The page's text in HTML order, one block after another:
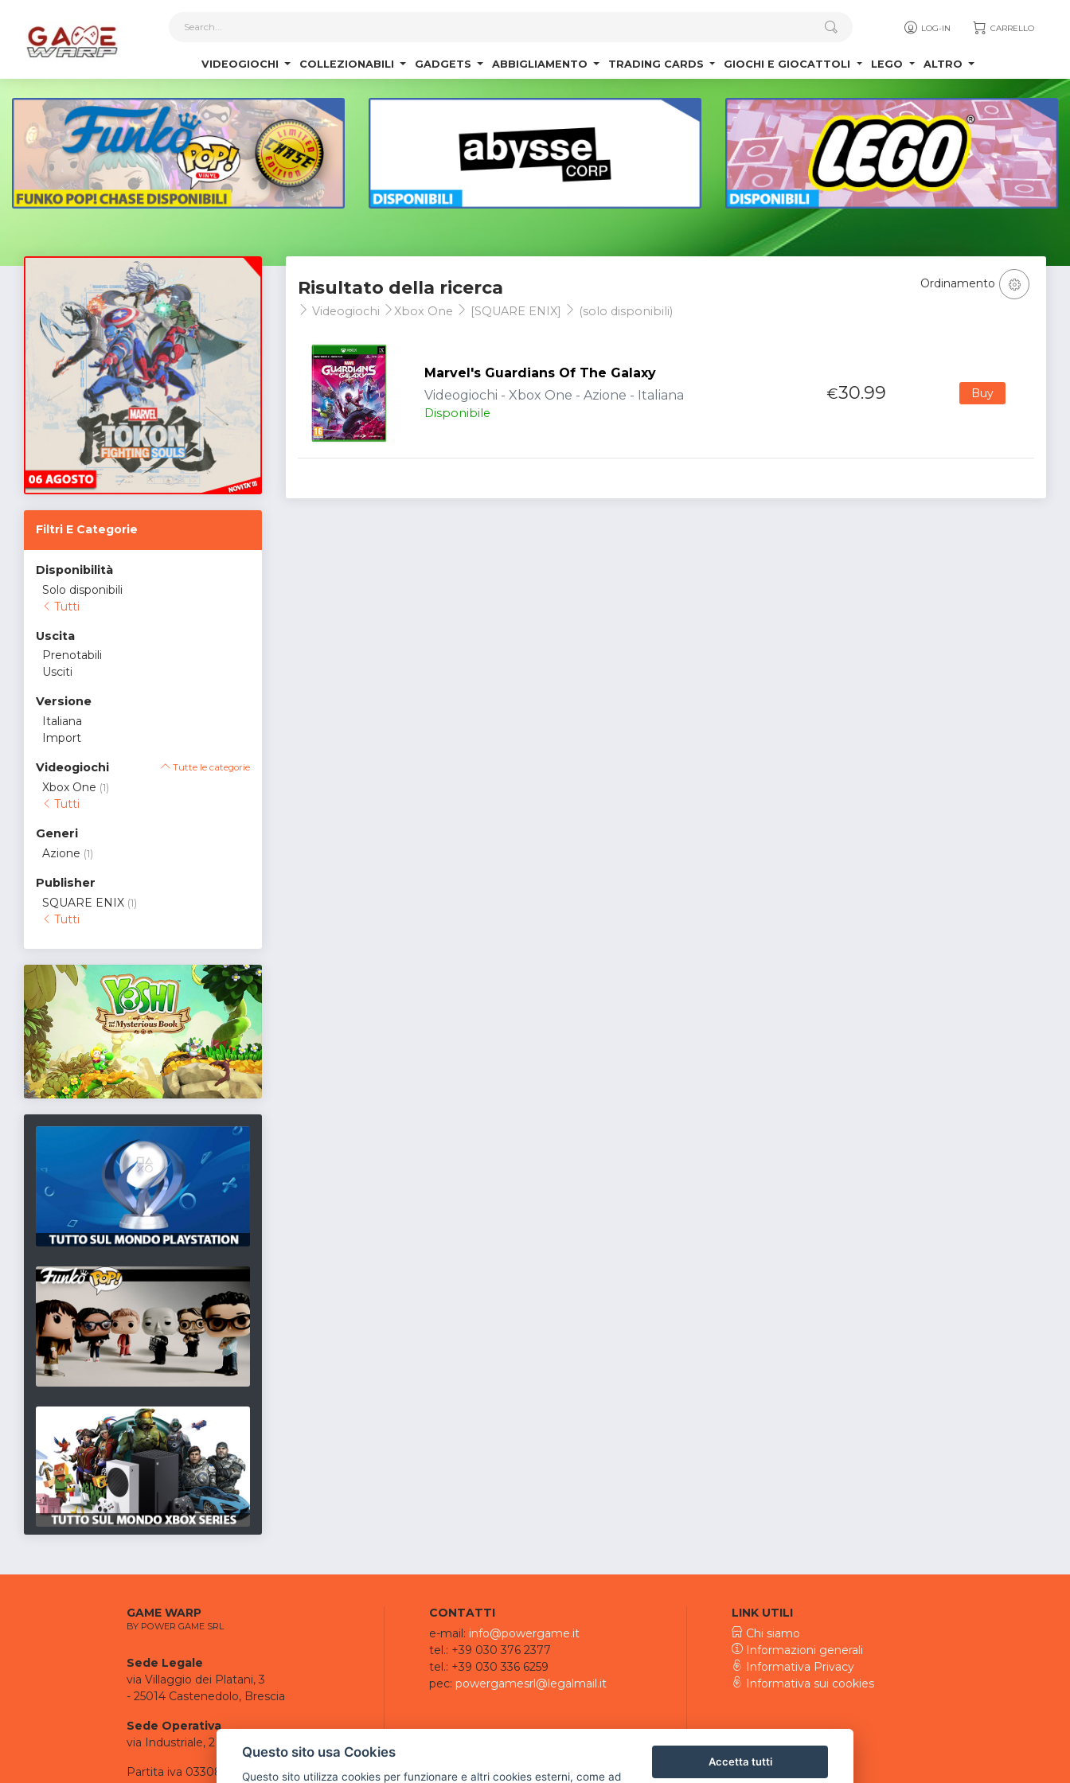
LOG-IN CARRELLO
VIDEOGIOCHI COLLEZIONABILI GADGETS ABBIGLIAMENTO TRADING CARDS GIOCHI E GIOCATTOLI LEGO ALTRO
Filtri E Categorie
Disponibilità
Solo disponibili
Tutti
Uscita
Prenotabili
Usciti
Versione
Italiana
Import
Videogiochi Tutte le categorie
Xbox One (1)
Tutti
Generi
Azione (1)
Publisher
SQUARE ENIX (1)
Tutti
Risultato della ricerca
Videogiochi Xbox One [SQUARE ENIX] (solo disponibili)
Ordinamento
Marvel's Guardians Of The Galaxy
Videogiochi - Xbox One - Azione - Italiana
Disponibile
€30.99 Buy
GAME WARP
BY POWER GAME SRL
Sede Legale
via Villaggio dei Platani, 3
- 25014 Castenedolo, Brescia
Sede Operativa
via Industriale, 2 - 25082 Botticino, BS
Partita iva 03308130982
CONTATTI
e-mail: info@powergame.it
tel.: +39 030 376 2377
tel.: +39 030 336 6259
pec: powergamesrl@legalmail.it
LINK UTILI
Chi siamo
Informazioni generali
Informativa Privacy
Informativa sui cookies
Questo sito usa Cookies
Questo sito utilizza cookies per funzionare e altri cookies esterni, come ad
Accetta tutti